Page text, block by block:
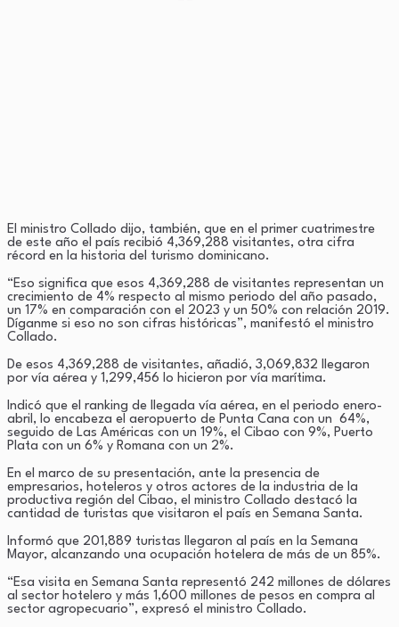
El ministro Collado dijo, también, que en el primer cuatrimestre
de este año el país recibió 4,369,288 visitantes, otra cifra
récord en la historia del turismo dominicano.
“Eso significa que esos 4,369,288 de visitantes representan un
crecimiento de 4% respecto al mismo periodo del año pasado,
un 17% en comparación con el 2023 y un 50% con relación 2019.
Díganme si eso no son cifras históricas”, manifestó el ministro
Collado.
De esos 4,369,288 de visitantes, añadió, 3,069,832 llegaron
por vía aérea y 1,299,456 lo hicieron por vía marítima.
Indicó que el ranking de llegada vía aérea, en el periodo enero-
abril, lo encabeza el aeropuerto de Punta Cana con un 64%,
seguido de Las Américas con un 19%, el Cibao con 9%, Puerto
Plata con un 6% y Romana con un 2%.
En el marco de su presentación, ante la presencia de
empresarios, hoteleros y otros actores de la industria de la
productiva región del Cibao, el ministro Collado destacó la
cantidad de turistas que visitaron el país en Semana Santa.
Informó que 201,889 turistas llegaron al país en la Semana
Mayor, alcanzando una ocupación hotelera de más de un 85%.
“Esa visita en Semana Santa representó 242 millones de dólares
al sector hotelero y más 1,600 millones de pesos en compra al
sector agropecuario”, expresó el ministro Collado.